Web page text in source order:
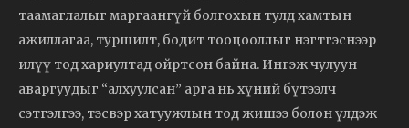
таамаглалыг маргаангүй болгохын тулд хамтын
ажиллагаа, туршилт, бодит тооцооллыг нэгтгэснээр
илүү тод хариултад ойртсон байна. Ингэж чулуун
аваргуудыг “алхуулсан” арга нь хүний бүтээлч
сэтгэлгээ, тэсвэр хатуужлын тод жишээ болон үлдэж